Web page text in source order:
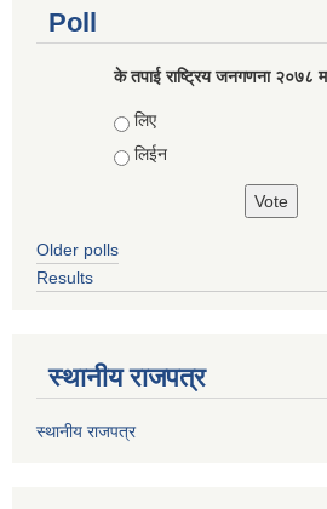
Poll
के तपाई राष्ट्रिय जनगणना २०७८
Choices
लिए
लिईन
Older polls
Results
स्थानीय राजपत्र
स्थानीय राजपत्र